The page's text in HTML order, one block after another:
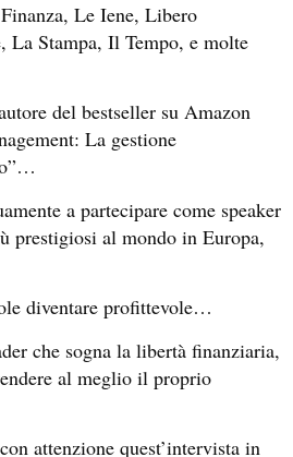
Le Iene, Libero
Stampa, Il Tempo, e molte
del bestseller su Amazon
La gestione
a partecipare come speaker
prestigiosi al mondo in Europa,
diventare profittevole…
che sogna la libertà finanziaria,
al meglio il proprio
attenzione quest’intervista in